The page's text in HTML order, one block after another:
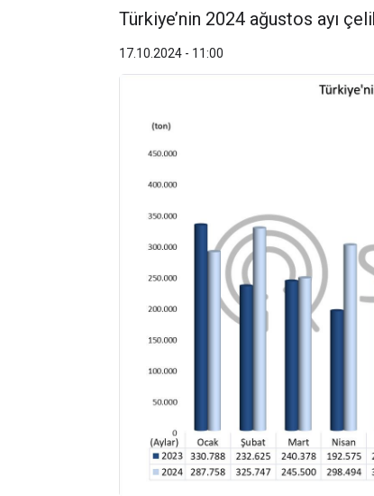
Türkiye’nin 2024 ağustos ayı
17.10.2024 - 11:00